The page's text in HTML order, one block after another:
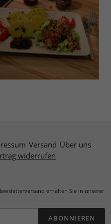
Versand Über uns
widerrufen
erhalten Sie in unserer
ABONNIEREN